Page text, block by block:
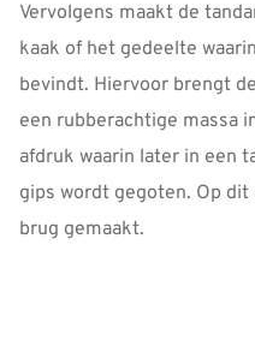
Vervolgens maakt de
kaak of het gedeelte
bevindt. Hiervoor brengt
een rubberachtige massa
afdruk waarin later in een
gips wordt gegoten. Op
brug gemaakt.